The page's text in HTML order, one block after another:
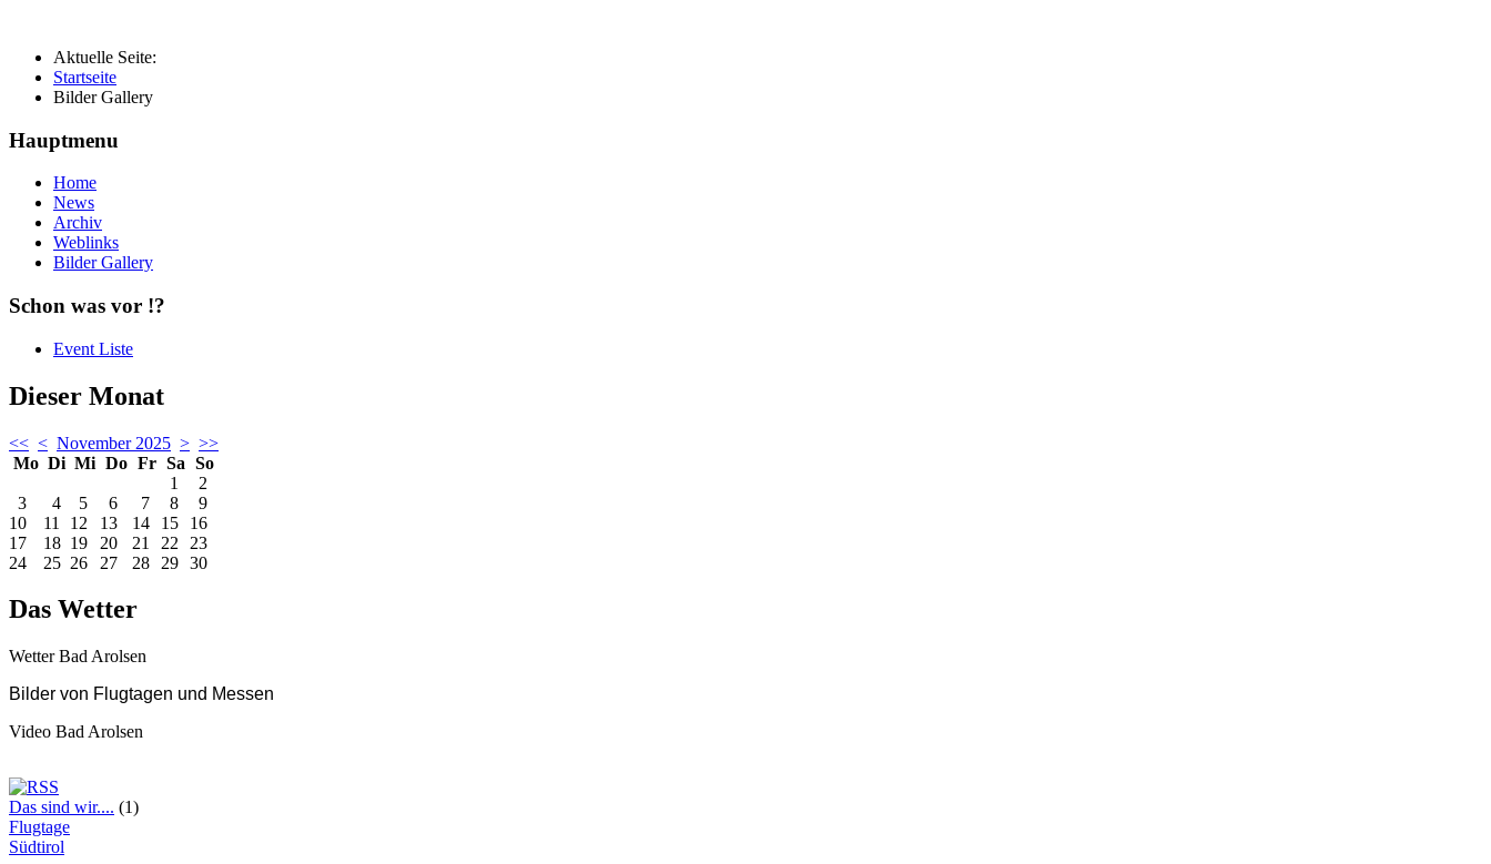
Aktuelle Seite:
Startseite
Bilder Gallery
Hauptmenu
Home
News
Archiv
Weblinks
Bilder Gallery
Schon was vor !?
Event Liste
Dieser Monat
<< < November 2025 > >>
Mo Di Mi Do Fr Sa So
1
2
3
4 5 6 7 8
9
10
11 12 13 14 15
16
17
18 19 20 21 22
23
24
25 26 27 28 29 30
Das Wetter
Wetter Bad Arolsen
Bilder von Flugtagen und Messen
Video Bad Arolsen
Das sind wir.... (1)
Flugtage
Südtirol